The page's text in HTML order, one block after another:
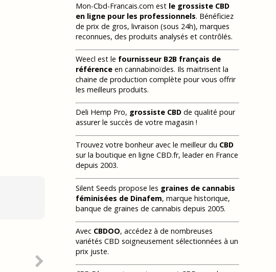
Mon-Cbd-Francais.com est le grossiste CBD
en ligne pour les professionnels. Bénéficiez
de prix de gros, livraison (sous 24h), marques
reconnues, des produits analysés et contrôlés.
Weecl est le fournisseur B2B français de
référence en cannabinoïdes. Ils maitrisent la
chaine de production complète pour vous offrir
les meilleurs produits.
Deli Hemp Pro, grossiste CBD de qualité pour
assurer le succès de votre magasin !
Trouvez votre bonheur avec le meilleur du CBD
sur la boutique en ligne CBD.fr, leader en France
depuis 2003.
Silent Seeds propose les graines de cannabis
féminisées de Dinafem, marque historique,
banque de graines de cannabis depuis 2005.
Avec CBDOO, accédez à de nombreuses
variétés CBD soigneusement sélectionnées à un
prix juste.